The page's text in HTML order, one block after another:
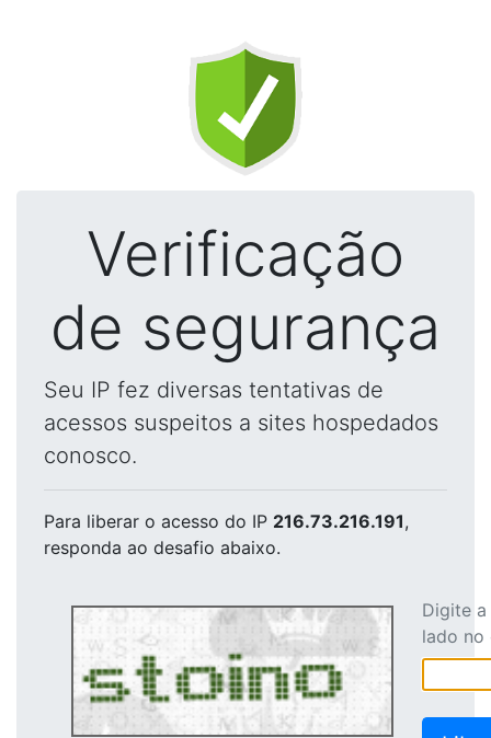
Verificação
de segurança
Seu IP fez diversas tentativas de
acessos suspeitos a sites hospedados
conosco.
Para liberar o acesso do IP 216.73.216.191,
responda ao desafio abaixo.
Digite
lado no